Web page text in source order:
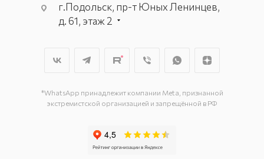
г.Подольск, пр-т Юных Ленинцев,
д. 61, этаж 2
г. Подольск, ул. Станционная, д. 11
*WhatsApp принадлежит компании Meta, признанной
экстремистской организацией и запрещённой в РФ